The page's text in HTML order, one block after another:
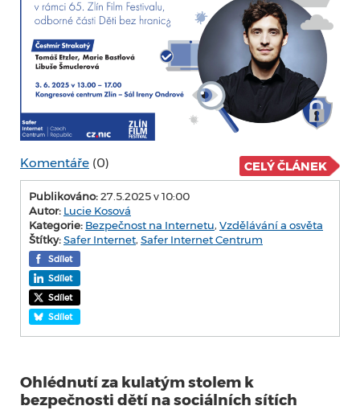
Komentáře (0) CELÝ ČLÁNEK
Publikováno:27.5.2025 v 10:00
Autor: Lucie Kosová
Kategorie: Bezpečnost na Internetu, Vzdělávání a osvěta
Štítky:Safer Internet, Safer Internet Centrum
Sdílet
Sdílet
Sdílet
Sdílet
Ohlédnutí za kulatým stolem k
bezpečnosti dětí na sociálních sítích